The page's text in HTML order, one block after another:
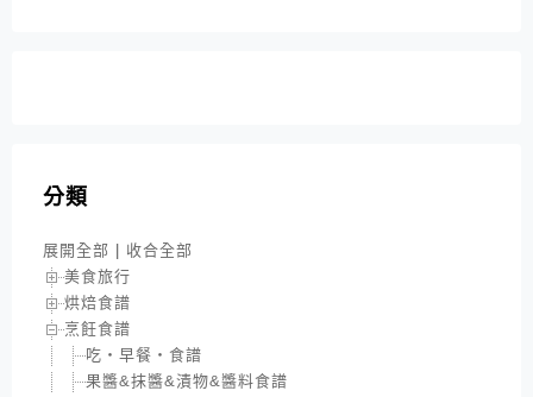
分類
展開全部
收合全部
美食旅行
烘焙食譜
烹飪食譜
吃‧早餐‧食譜
果醬&抹醬&漬物&醬料食譜